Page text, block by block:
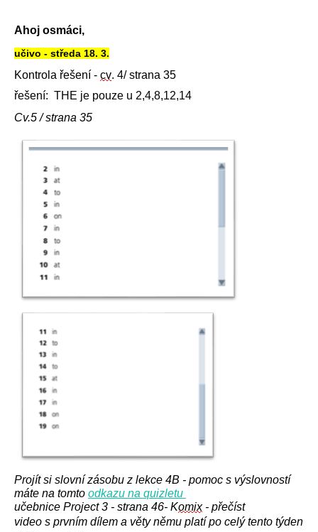
Ahoj osmáci,
učivo - středa 18. 3.
Kontrola řešení - cv. 4/ strana 35
řešení: THE je pouze u 2,4,8,12,14
Cv.5 / strana 35
Projít si slovní zásobu z lekce 4B - pomoc s výslovností
máte na tomto odkazu na quizletu
učebnice Project 3 - strana 46- Komix- přečíst
video s prvním dílem a věty němu platí po celý tento týden